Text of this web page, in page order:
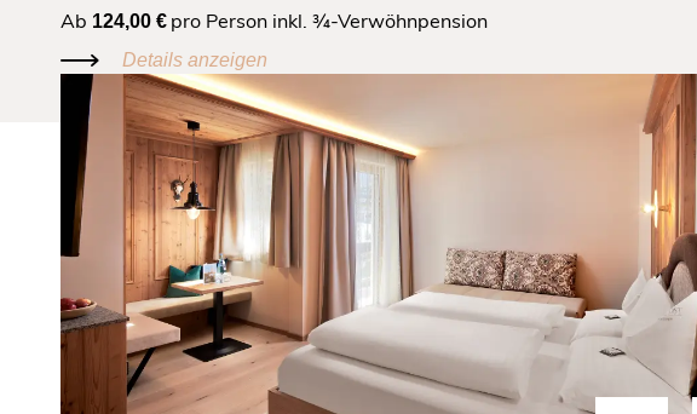
Ab 124,00 € pro Person inkl. ¾-Verwöhnpension
Details anzeigen